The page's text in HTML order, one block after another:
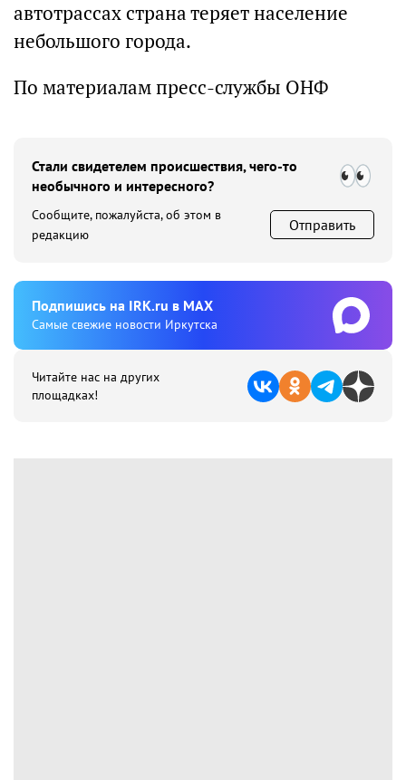
автотрассах страна теряет население
небольшого города.
По материалам пресс-службы ОНФ
Стали свидетелем происшествия, чего-то
необычного и интересного?
Сообщите, пожалуйста, об этом в
редакцию
Отправить
Подпишиcь на IRK.ru в MAX
Cамые свежие новости Иркутска
Читайте нас на других
площадках!